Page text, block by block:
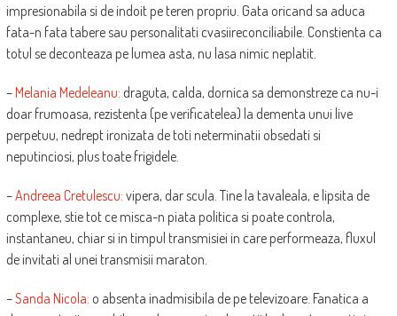
impresionabila si de indoit pe teren propriu. Gata oricand sa aduca
fata-n fata tabere sau personalitati cvasiireconciliabile. Constienta ca
totul se deconteaza pe lumea asta, nu lasa nimic neplatit.
–Melania Medeleanu: draguta, calda, dornica sa demonstreze ca nu-i
doar frumoasa, rezistenta (pe verificatelea) la dementa unui live
perpetuu, nedrept ironizata de toti neterminatii obsedati si
neputinciosi, plus toate frigidele.
–Andreea Cretulescu: vipera, dar scula. Tine la tavaleala, e lipsita de
complexe, stie tot ce misca-n piata politica si poate controla,
instantaneu, chiar si in timpul transmisiei in care performeaza, fluxul
de invitati al unei transmisii maraton.
–Sanda Nicola: o absenta inadmisibila de pe televizoare. Fanatica a